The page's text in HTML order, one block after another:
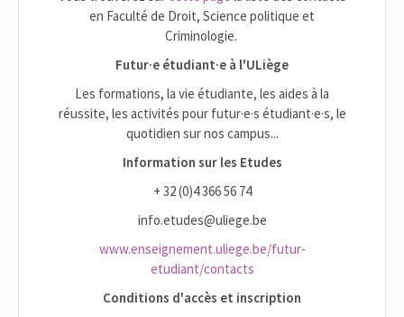
en Faculté de Droit, Science politique et
Criminologie.
Futur·e étudiant·e à l'ULiège
Les formations, la vie étudiante, les aides à la
réussite, les activités pour futur·e·s étudiant·e·s, le
quotidien sur nos campus...
Information sur les Etudes
+ 32 (0)4 366 56 74
info.etudes@uliege.be
www.enseignement.uliege.be/futur-
etudiant/contacts
Conditions d'accès et inscription